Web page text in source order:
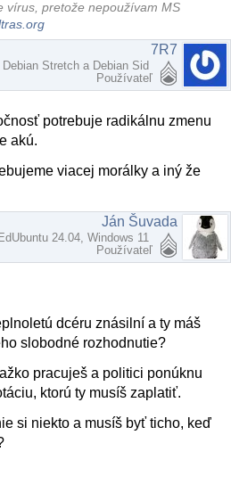
vírus, pretože nepoužívam MS
7R7
Debian Stretch a Debian Sid
Používateľ
potrebuje radikálnu zmenu
akú.
viacej morálky a iný že
Ján Šuvada
24.04, Windows 11
Používateľ
dcéru znásilní a ty máš
slobodné rozhodnutie?
pracuješ a politici ponúknu
ktorú ty musíš zaplatiť.
si niekto a musíš byť ticho, keď